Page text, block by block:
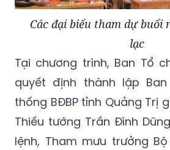
Các đại biểu tham dự buổi
lạc
Tại chương trình, Ban Tổ
quyết định thành lập
thống BĐBP tỉnh Quảng Trị
Thiếu tướng Trần Đình
lệnh, Tham mưu trưởng